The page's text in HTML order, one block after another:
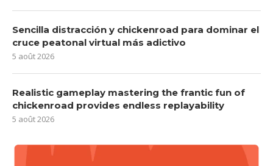
Sencilla distracción y chickenroad para dominar el
cruce peatonal virtual más adictivo
5 août 2026
Realistic gameplay mastering the frantic fun of
chickenroad provides endless replayability
5 août 2026